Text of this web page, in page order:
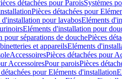
détachées pour ParoisSystèmes
Pièces détachées pour
d'installation pour lavabosEléments
Eléments d'installation pour
pour séparations de douchePièces
et appareilsEléments
AccessoiresPièces détachées pour
AccessoiresPour paroisPièces
pour Eléments d'installation